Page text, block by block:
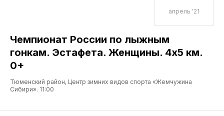
апрель '21
Чемпионат России по лыжным
гонкам. Эстафета. Женщины. 4х5 км.
0+
Тюменский район, Центр зимних видов спорта «Жемчужина
Сибири». 11:00